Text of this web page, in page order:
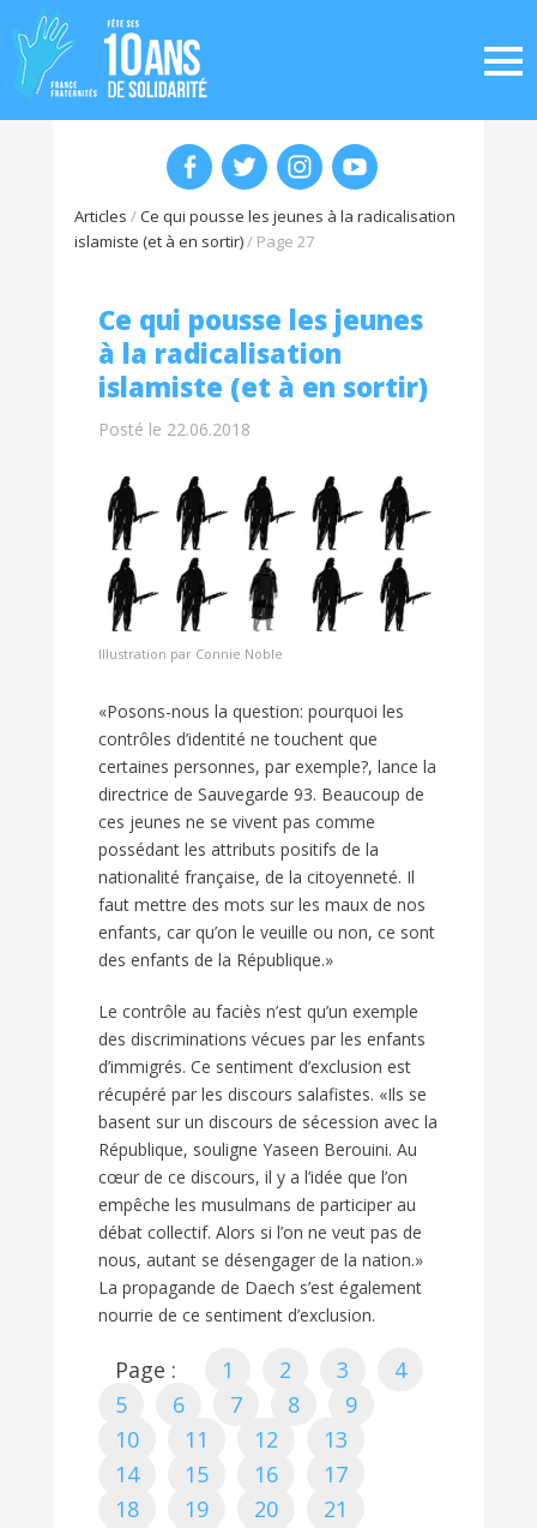
Articles /Ce qui pousse les jeunes à la radicalisation
islamiste (et à en sortir)/ Page 27
Ce qui pousse les jeunes
à la radicalisation
islamiste (et à en sortir)
Posté le 22.06.2018
Illustration par Connie Noble
«Posons-nous la question: pourquoi les
contrôles d’identité ne touchent que
certaines personnes, par exemple?, lance la
directrice de Sauvegarde 93. Beaucoup de
ces jeunes ne se vivent pas comme
possédant les attributs positifs de la
nationalité française, de la citoyenneté. Il
faut mettre des mots sur les maux de nos
enfants, car qu’on le veuille ou non, ce sont
des enfants de la République.»
Le contrôle au faciès n’est qu’un exemple
des discriminations vécues par les enfants
d’immigrés. Ce sentiment d’exclusion est
récupéré par les discours salafistes. «Ils se
basent sur un discours de sécession avec la
République, souligne Yaseen Berouini. Au
cœur de ce discours, il y a l’idée que l’on
empêche les musulmans de participer au
débat collectif. Alors si l’on ne veut pas de
nous, autant se désengager de la nation.»
La propagande de Daech s’est également
nourrie de ce sentiment d’exclusion.
Page : 1 2 3
4
5
6 7 8
9
10
11 12
13
14
15 16
17
18
19 20
21